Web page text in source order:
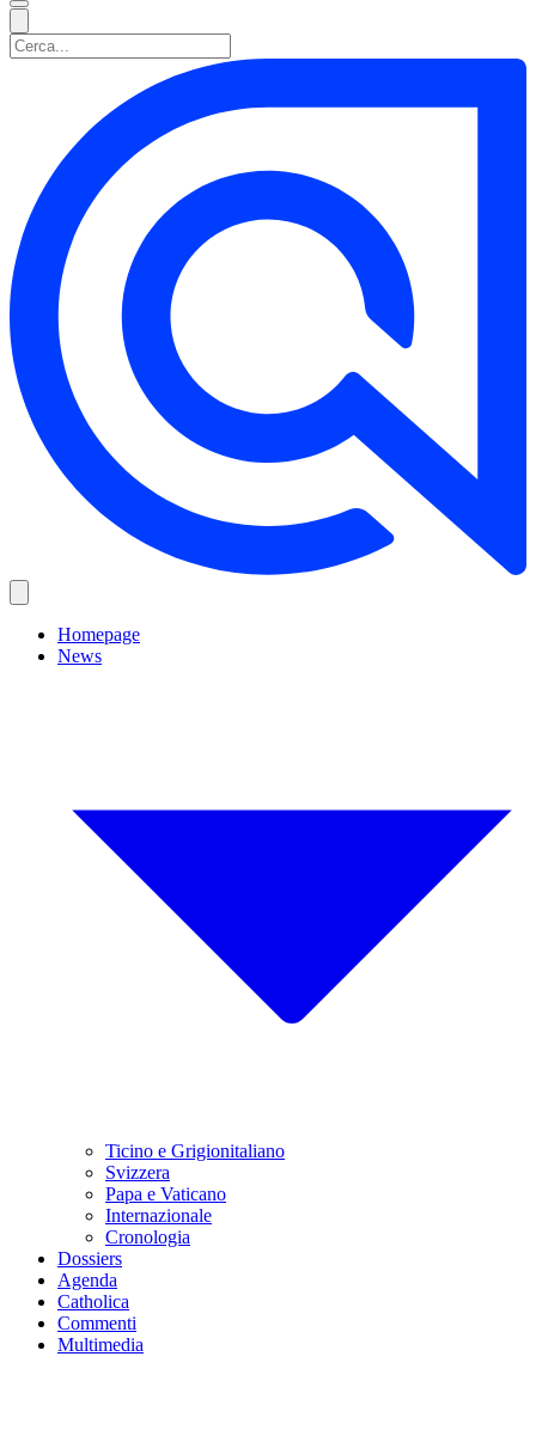
Homepage
News
Ticino e Grigionitaliano
Svizzera
Papa e Vaticano
Internazionale
Cronologia
Dossiers
Agenda
Catholica
Commenti
Multimedia